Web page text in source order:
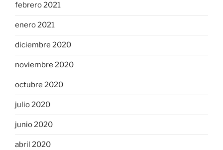
febrero 2021
enero 2021
diciembre 2020
noviembre 2020
octubre 2020
julio 2020
junio 2020
abril 2020